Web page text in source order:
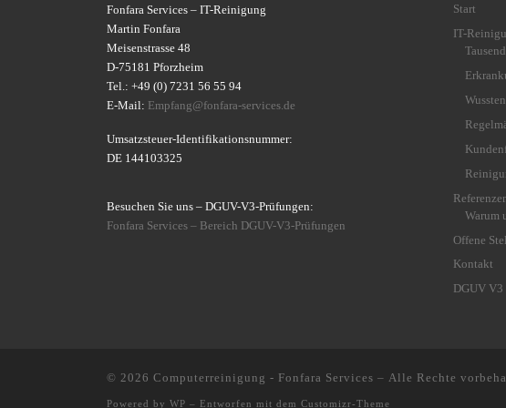
Fonfara Services – IT-Reinigung
Martin Fonfara
Meisenstrasse 48
D-75181 Pforzheim
Tel.: +49 (0) 7231 56 55 94
E-Mail: Empfang@fonfara-services.de
Umsatzsteuer-Identifikationsnummer:
DE 144103325
Besuchen Sie uns – DGUV-V3-Prüfungen:
Fonfara Services – Bereich DGUV-V3-Prüfungen
Start
IT-
Warum
Offene
Kontakt
DGUV V3
© 2026 Computerreinigung - Fonfara Services – Alle Rechte
Powered by WP – Entworfen mit dem Customizr-Theme